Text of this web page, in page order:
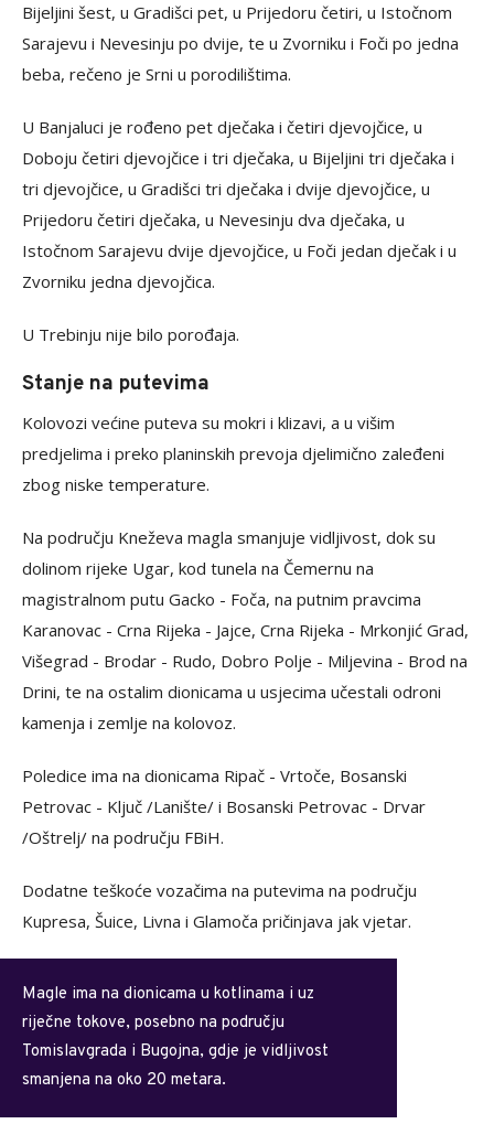
Bijeljini šest, u Gradišci pet, u Prijedoru četiri, u Istočnom
Sarajevu i Nevesinju po dvije, te u Zvorniku i Foči po jedna
beba, rečeno je Srni u porodilištima.
U Banjaluci je rođeno pet dječaka i četiri djevojčice, u
Doboju četiri djevojčice i tri dječaka, u Bijeljini tri dječaka i
tri djevojčice, u Gradišci tri dječaka i dvije djevojčice, u
Prijedoru četiri dječaka, u Nevesinju dva dječaka, u
Istočnom Sarajevu dvije djevojčice, u Foči jedan dječak i u
Zvorniku jedna djevojčica.
U Trebinju nije bilo porođaja.
Stanje na putevima
Kolovozi većine puteva su mokri i klizavi, a u višim
predjelima i preko planinskih prevoja djelimično zaleđeni
zbog niske temperature.
Na području Kneževa magla smanjuje vidljivost, dok su
dolinom rijeke Ugar, kod tunela na Čemernu na
magistralnom putu Gacko - Foča, na putnim pravcima
Karanovac - Crna Rijeka - Jajce, Crna Rijeka - Mrkonjić Grad,
Višegrad - Brodar - Rudo, Dobro Polje - Miljevina - Brod na
Drini, te na ostalim dionicama u usjecima učestali odroni
kamenja i zemlje na kolovoz.
Poledice ima na dionicama Ripač - Vrtoče, Bosanski
Petrovac - Ključ /Lanište/ i Bosanski Petrovac - Drvar
/Oštrelj/ na području FBiH.
Dodatne teškoće vozačima na putevima na području
Kupresa, Šuice, Livna i Glamoča pričinjava jak vjetar.
Magle ima na dionicama u kotlinama i uz
riječne tokove, posebno na području
Tomislavgrada i Bugojna, gdje je vidljivost
smanjena na oko 20 metara.